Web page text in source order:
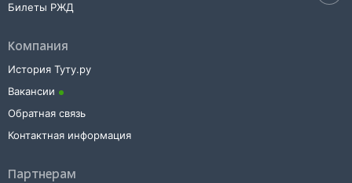
Билеты РЖД
Компания
История Туту.ру
Вакансии
Обратная связь
Контактная информация
Партнерам